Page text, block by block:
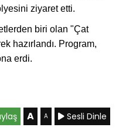
ziyaret etti.
biri olan "Çat
hazırlandı. Program,
erdi.
A A Sesli Dinle